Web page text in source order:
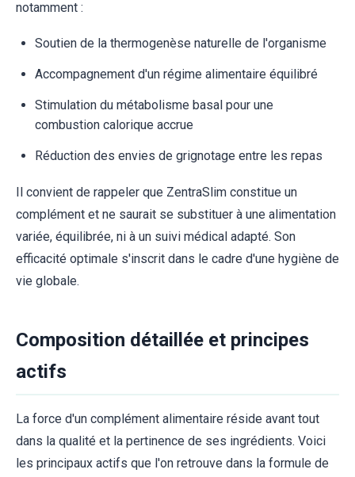
notamment :
Soutien de la thermogenèse naturelle de l'organisme
Accompagnement d'un régime alimentaire équilibré
Stimulation du métabolisme basal pour une
combustion calorique accrue
Réduction des envies de grignotage entre les repas
Il convient de rappeler que ZentraSlim constitue un
complément et ne saurait se substituer à une alimentation
variée, équilibrée, ni à un suivi médical adapté. Son
efficacité optimale s'inscrit dans le cadre d'une hygiène de
vie globale.
Composition détaillée et principes
actifs
La force d'un complément alimentaire réside avant tout
dans la qualité et la pertinence de ses ingrédients. Voici
les principaux actifs que l'on retrouve dans la formule de